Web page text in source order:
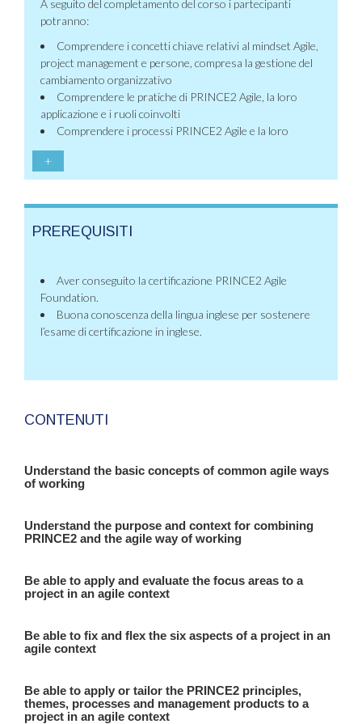
A seguito del completamento del corso i partecipanti
potranno:
Comprendere i concetti chiave relativi al mindset Agile,
project management e persone, compresa la gestione del
cambiamento organizzativo
Comprendere le pratiche di PRINCE2 Agile, la loro
applicazione e i ruoli coinvolti
Comprendere i processi PRINCE2 Agile e la loro
+
PREREQUISITI
Aver conseguito la certificazione PRINCE2 Agile
Foundation.
Buona conoscenza della lingua inglese per sostenere
l’esame di certificazione in inglese.
CONTENUTI
Understand the basic concepts of common agile ways
of working
Understand the purpose and context for combining
PRINCE2 and the agile way of working
Be able to apply and evaluate the focus areas to a
project in an agile context
Be able to fix and flex the six aspects of a project in an
agile context
Be able to apply or tailor the PRINCE2 principles,
themes, processes and management products to a
project in an agile context